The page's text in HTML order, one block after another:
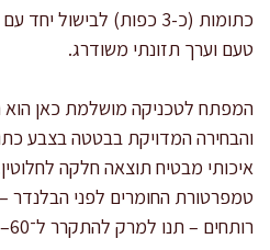
כתומות (כ-3 כפות)
טעם וערך תזונתי משודרג.
המפתח לטכניקה מושלמת כאן הוא
והבחירה המדויקת בבטטה בצבע
איכותי מבטיח תוצאה חלקה
טמפרטורת החומרים לפני הבלנדר
רותחים – תנו למרק להתקרר ל־60–70 מעלות לפני עיבוד.